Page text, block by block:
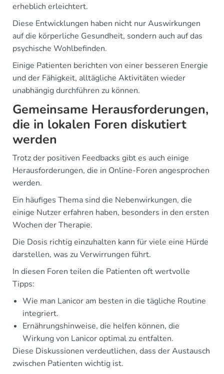
erheblich erleichtert.
Diese Entwicklungen haben nicht nur Auswirkungen
auf die körperliche Gesundheit, sondern auch auf das
psychische Wohlbefinden.
Einige Patienten berichten von einer besseren Energie
und der Fähigkeit, alltägliche Aktivitäten wieder
unabhängig durchführen zu können.
Gemeinsame Herausforderungen,
die in lokalen Foren diskutiert
werden
Trotz der positiven Feedbacks gibt es auch einige
Herausforderungen, die in Online-Foren angesprochen
werden.
Ein häufiges Thema sind die Nebenwirkungen, die
einige Nutzer erfahren haben, besonders in den ersten
Wochen der Therapie.
Die Dosis richtig einzuhalten kann für viele eine Hürde
darstellen, was zu Verwirrungen führt.
In diesen Foren teilen die Patienten oft wertvolle
Tipps:
Wie man Lanicor am besten in die tägliche Routine
integriert.
Ernährungshinweise, die helfen können, die
Wirkung von Lanicor optimal zu entfalten.
Diese Diskussionen verdeutlichen, dass der Austausch
zwischen Patienten wichtig ist.